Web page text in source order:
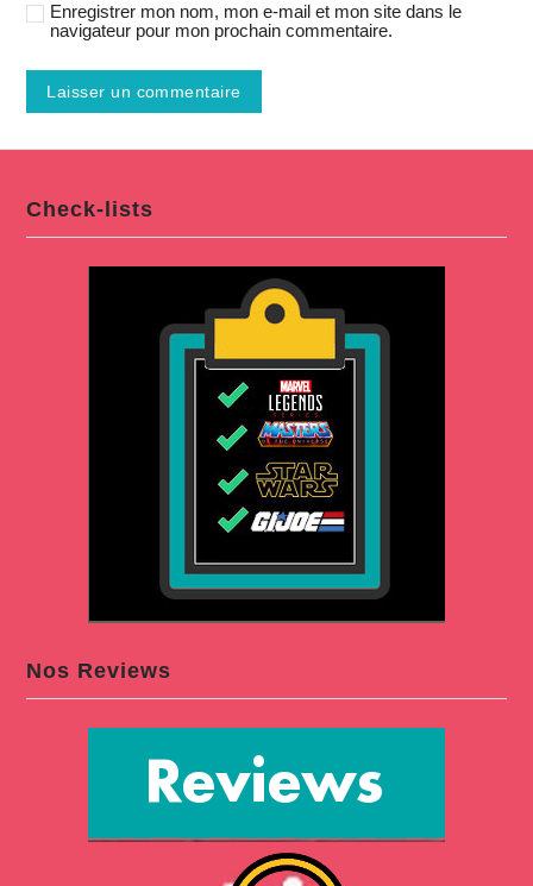
Enregistrer mon nom, mon e-mail et mon site dans le
navigateur pour mon prochain commentaire.
Check-lists
Nos Reviews